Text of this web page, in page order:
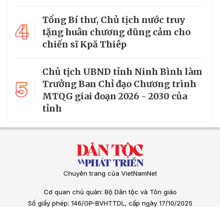
4
Tổng Bí thư, Chủ tịch nước truy
tặng huân chương dũng cảm cho
chiến sĩ Kpă Thiêp
5
Chủ tịch UBND tỉnh Ninh Bình làm
Trưởng Ban Chỉ đạo Chương trình
MTQG giai đoạn 2026 - 2030 của
tỉnh
Chuyên trang của VietNamNet
Cơ quan chủ quản: Bộ Dân tộc và Tôn giáo
Số giấy phép: 146/GP-BVHTTDL, cấp ngày 17/10/2025